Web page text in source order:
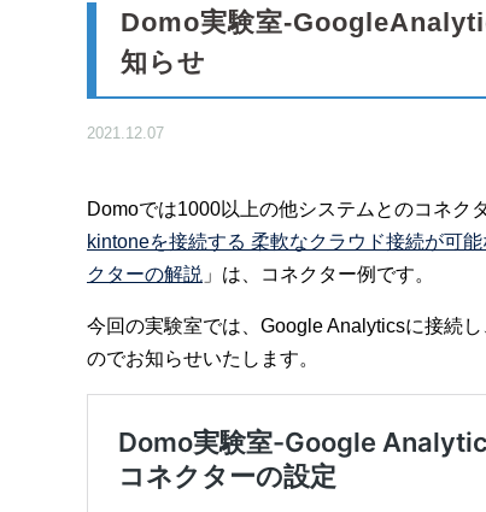
Domo実験室-
知らせ
2021.12.07
Domoでは1000以上の他システムとのコネク
kintoneを接続する 柔軟なクラウド接続が可
クターの解説 」は、コネクター例です。
今回の実験室では、Google Analyticsに接続
のでお知らせいたします。